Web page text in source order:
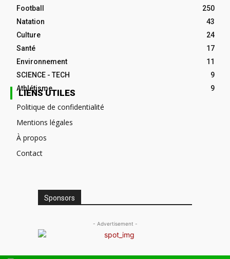
Football
250
Natation
43
Culture
24
Santé
17
Environnement
11
SCIENCE - TECH
9
Athlétisme
9
LIENS UTILES
Politique de confidentialité
Mentions légales
À propos
Contact
Sponsors
- Advertisement -